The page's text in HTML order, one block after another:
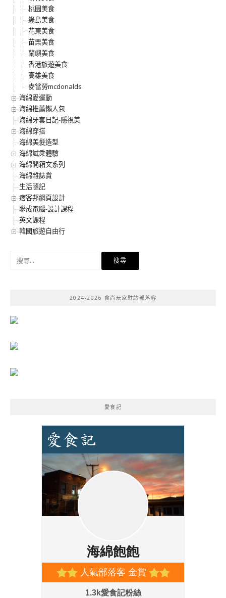
桃園美食
綠島美食
花東美食
苗栗美食
蘭嶼美食
香港旅遊美食
高雄美食
麥當勞mcdonalds
海綿愛運動
海綿推薦懶人包
海綿牙套日記-隱視美
海綿穿搭
海綿美髮造型
海綿試乘體驗
海綿開箱文系列
海綿雜誌賞
生活隨記
痞客邦網頁設計
聯成電腦-設計課程
英文課程
韓國旅遊自由行
2024-2026 食尚玩家駐站部落客
愛食記